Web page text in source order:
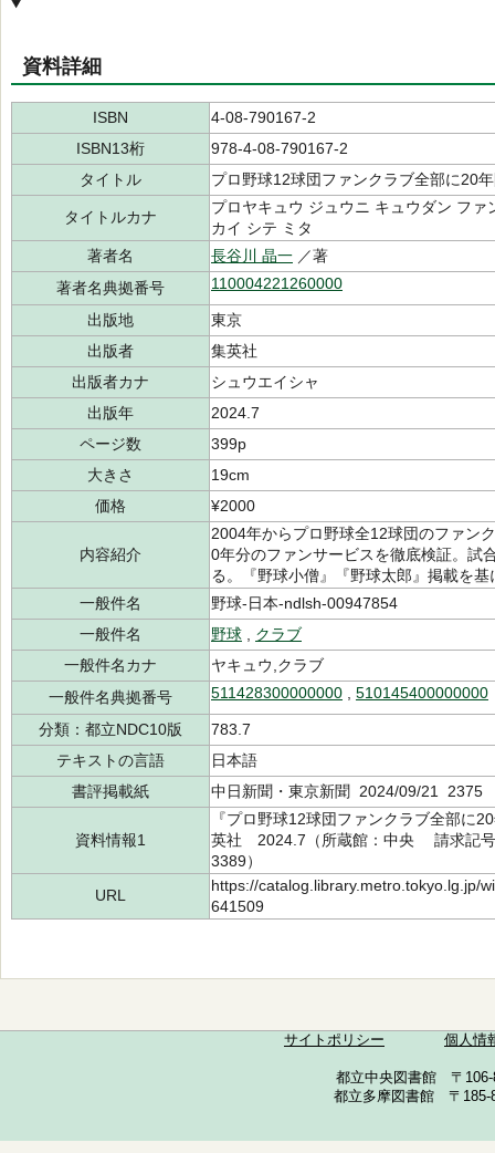
資料詳細
ISBN
4-08-790167-2
ISBN13桁
978-4-08-790167-2
タイトル
プロ野球12球団ファンクラブ全部に20
タイトルカナ
プロヤキュウ ジュウニ キュウダン フ
カイ シテ ミタ
著者名
長谷川 晶一 ／著
著者名典拠番号
110004221260000
出版地
東京
出版者
集英社
出版者カナ
シュウエイシャ
出版年
2024.7
ページ数
399p
大きさ
19cm
価格
¥2000
内容紹介
2004年からプロ野球全12球団のファン
0年分のファンサービスを徹底検証。試
る。『野球小僧』『野球太郎』掲載を基
一般件名
野球-日本-ndlsh-00947854
一般件名
野球
クラブ
一般件名カナ
ヤキュウ,クラブ
一般件名典拠番号
511428300000000 510145400000000
分類：都立NDC10版
783.7
テキストの言語
日本語
書評掲載紙
中日新聞・東京新聞 2024/09/21 2375
資料情報1
『プロ野球12球団ファンクラブ全部
英社 2024.7（所蔵館：中央 請求記
3389）
URL
https://catalog.library.metro.tokyo.lg.jp/
641509
サイトポリシー 個人情
都立中央図書館 〒
都立多摩図書館 〒185-